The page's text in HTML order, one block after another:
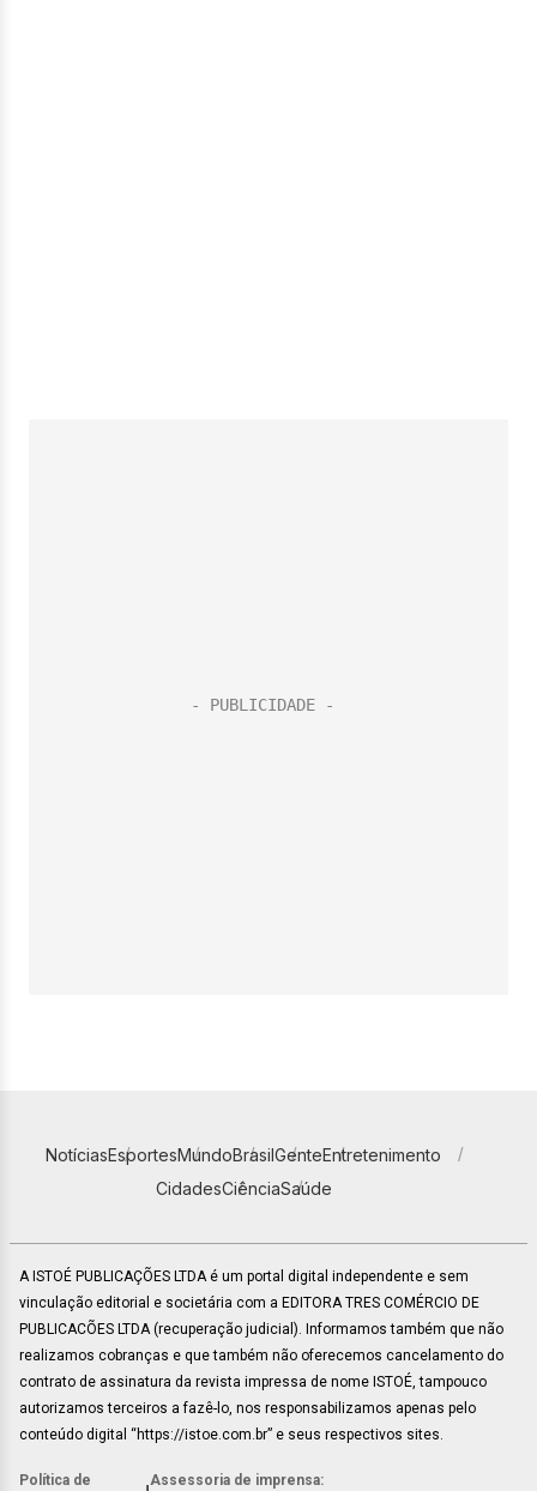
NotíciasEsportesMundoBrasilGenteEntretenimento
CidadesCiênciaSaúde
A ISTOÉ PUBLICAÇÕES LTDA é um portal digital independente e sem
vinculação editorial e societária com a EDITORA TRES COMÉRCIO DE
PUBLICACÕES LTDA (recuperação judicial). Informamos também que não
realizamos cobranças e que também não oferecemos cancelamento do
contrato de assinatura da revista impressa de nome ISTOÉ, tampouco
autorizamos terceiros a fazê-lo, nos responsabilizamos apenas pelo
conteúdo digital “https://istoe.com.br” e seus respectivos sites.
Política de Assessoria de imprensa: